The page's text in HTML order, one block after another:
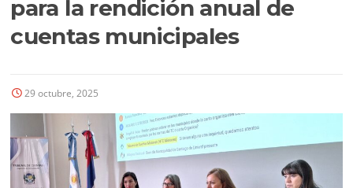
para la rendición anual de
cuentas municipales
29 octubre, 2025